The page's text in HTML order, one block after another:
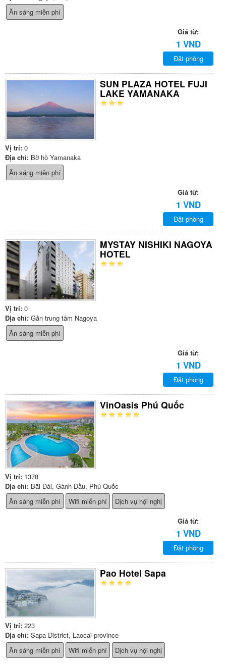
Ăn sáng miễn phí
Giá từ:
1 VND
Đặt phòng
SUN PLAZA HOTEL FUJI
LAKE YAMANAKA
Vị trí: 0
Địa chỉ: Bờ hồ Yamanaka
Ăn sáng miễn phí
Giá từ:
1 VND
Đặt phòng
MYSTAY NISHIKI NAGOYA
HOTEL
Vị trí: 0
Địa chỉ: Gần trung tâm Nagoya
Ăn sáng miễn phí
Giá từ:
1 VND
Đặt phòng
VinOasis Phú Quốc
Vị trí: 1378
Địa chỉ: Bãi Dài, Gành Dầu, Phú Quốc
Ăn sáng miễn phí
Wifi miễn phí Dịch vụ hội nghị
Giá từ:
1 VND
Đặt phòng
Pao Hotel Sapa
Vị trí: 223
Địa chỉ: Sapa District, Laocai province
Ăn sáng miễn phí
Wifi miễn phí Dịch vụ hội nghị